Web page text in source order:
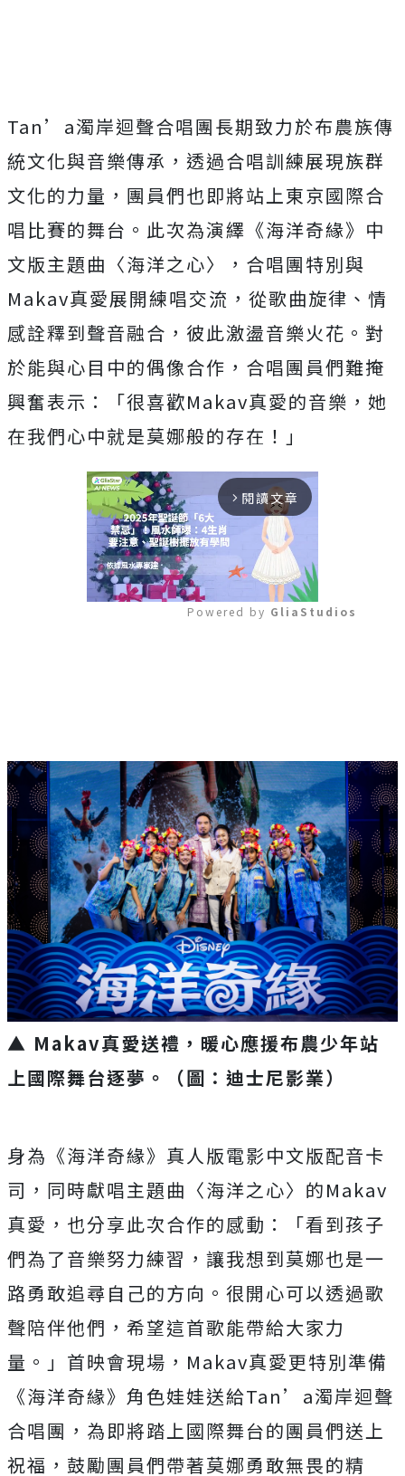
Tan’a濁岸迴聲合唱團長期致力於布農族傳
統文化與音樂傳承， 透過合唱訓練展現族群
文化的力量， 團員們也即將站上東京國際合
唱比賽的舞台。此次為演繹《海洋奇緣》中
文版主題曲〈海洋之心〉，合唱團特別與
Makav真愛展開練唱交流，從歌曲旋律、情
感詮釋到聲音融合， 彼此激盪音樂火花。對
於能與心目中的偶像合作， 合唱團員們難掩
興奮表示：「很喜歡Makav真愛的音樂， 她
在我們心中就是莫娜般的存在！」
arrow_forward_ios 閱讀文章
Powered by GliaStudios
▲ Makav真愛送禮，暖心應援布農少年站
上國際舞台逐夢。（圖：迪士尼影業）
身為《海洋奇緣》真人版電影中文版配音卡
司，同時獻唱主題曲〈海洋之心〉的Makav
真愛，也分享此次合作的感動：「看到孩子
們為了音樂努力練習， 讓我想到莫娜也是一
路勇敢追尋自己的方向。 很開心可以透過歌
聲陪伴他們，希望這首歌能帶給大家力
量。」 首映會現場，Makav真愛更特別準備
《海洋奇緣》角色娃娃送給Tan’a濁岸迴聲
合唱團， 為即將踏上國際舞台的團員們送上
祝福， 鼓勵團員們帶著莫娜勇敢無畏的精